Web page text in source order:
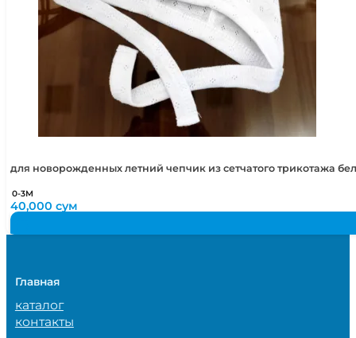
для новорожденных летний чепчик из сетчатого трикотажа
0-3М
40,000сум
Главная
каталог
контакты